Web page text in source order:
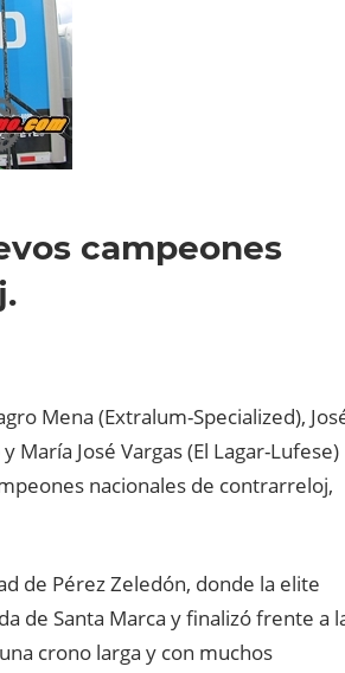
campeones
Mena (Extralum-Specialized),
María José Vargas (El Lagar-Lufese)
nacionales de contrarreloj,
de Pérez Zeledón, donde la elite
de Santa Marca y finalizó frente a
crono larga y con muchos